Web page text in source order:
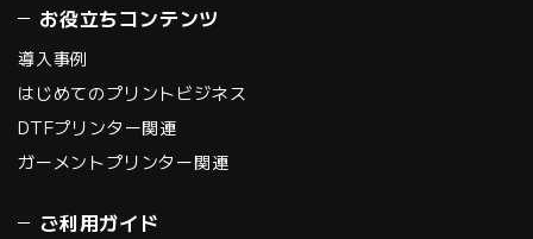
お役立ちコンテンツ
導入事例
はじめてのプリントビジネス
DTFプリンター関連
ガーメントプリンター関連
ご利用ガイド